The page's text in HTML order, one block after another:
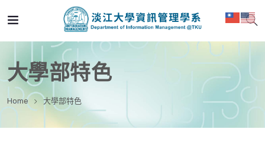
大學部特色
Home 大學部特色